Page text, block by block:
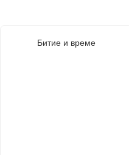
Битие и време